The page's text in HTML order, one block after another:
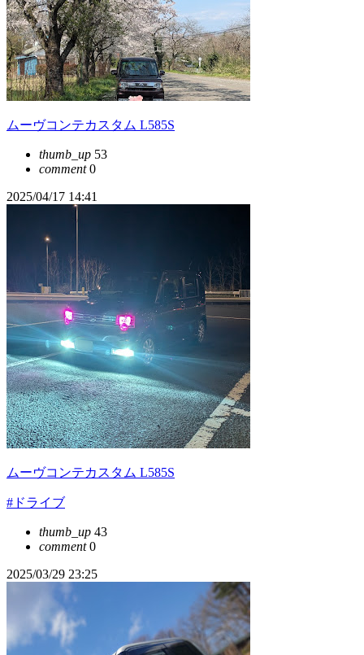
ムーヴコンテカスタム L585S
thumb_up 53
comment0
2025/04/17 14:41
ムーヴコンテカスタム L585S
#ドライブ
thumb_up 43
comment0
2025/03/29 23:25